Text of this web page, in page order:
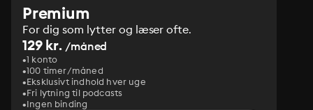
Premium
For dig som lytter og læser ofte.
129 kr. /måned
1 konto
100 timer/måned
Eksklusivt indhold hver uge
Fri lytning til podcasts
Ingen binding